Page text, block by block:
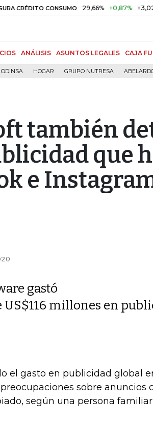
CONSUMO 29,66% +0,87% +3,02%
ANÁLISIS ASUNTOS LEGALES CAJA
ODINSA HOGAR GRUPO NUTRESA
también
que
e
gastó
millones en
el gasto en publicidad global
sobre anuncios
según una persona